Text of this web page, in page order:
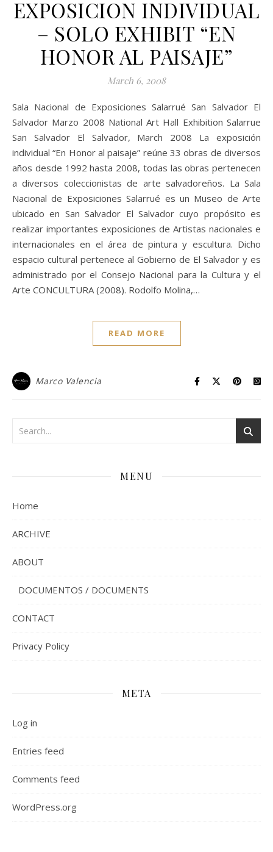
EXPOSICION INDIVIDUAL
– SOLO EXHIBIT “EN
HONOR AL PAISAJE”
March 6, 2008
Sala Nacional de Exposiciones Salarrué San Salvador El
Salvador Marzo 2008 National Art Hall Exhibition Salarrue
San Salvador El Salvador, March 2008 La exposición
individual “En Honor al paisaje” reúne 33 obras de diversos
años desde 1992 hasta 2008, todas las obras pertenecen
a diversos coleccionistas de arte salvadoreños. La Sala
Nacional de Exposiciones Salarrué es un Museo de Arte
ubicado en San Salvador El Salvador cuyo propósito es
realizar importantes exposiciones de Artistas nacionales e
internacionales en el área de pintura y escultura. Dicho
espacio cultural pertenece al Gobierno de El Salvador y es
administrado por el Consejo Nacional para la Cultura y el
Arte CONCULTURA (2008). Rodolfo Molina,…
READ MORE
Marco Valencia
MENU
Home
ARCHIVE
ABOUT
DOCUMENTOS / DOCUMENTS
CONTACT
Privacy Policy
META
Log in
Entries feed
Comments feed
WordPress.org